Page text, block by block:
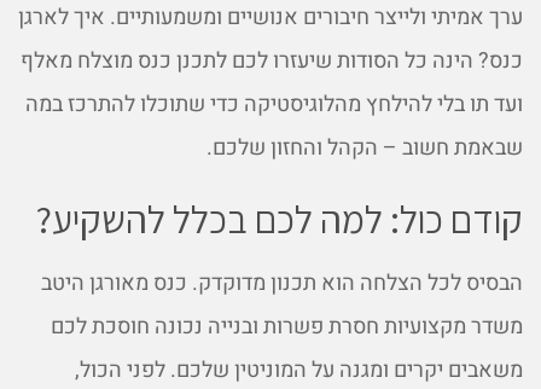
ערך אמיתי ולייצר חיבורים אנושיים ומשמעותיים. איך לארגן
כנס? הינה כל הסודות שיעזרו לכם לתכנן כנס מוצלח מאלף
ועד תו בלי להילחץ מהלוגיסטיקה כדי שתוכלו להתרכז במה
שבאמת חשוב – הקהל והחזון שלכם.
קודם כול: למה לכם בכלל להשקיע?
הבסיס לכל הצלחה הוא תכנון מדוקדק. כנס מאורגן היטב
משדר מקצועיות חסרת פשרות ובנייה נכונה חוסכת לכם
משאבים יקרים ומגנה על המוניטין שלכם. לפני הכול,